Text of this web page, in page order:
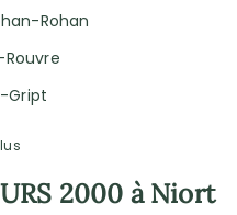
Rohan
Gript
2000 à Niort